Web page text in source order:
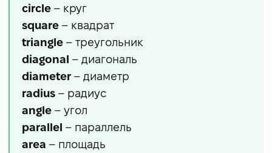
circle – круг
square – квадрат
triangle – треугольник
diagonal – диагональ
diameter – диаметр
radius – радиус
angle – угол
parallel – параллель
area – площадь